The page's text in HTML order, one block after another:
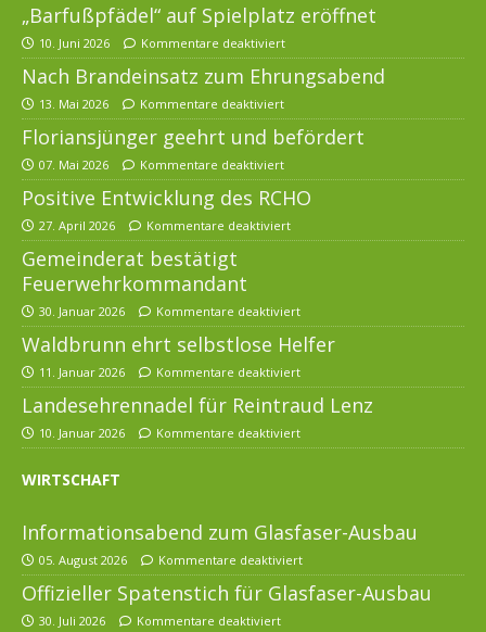
„Barfußpfädel“ auf Spielplatz eröffnet
10. Juni 2026 Kommentare deaktiviert
Nach Brandeinsatz zum Ehrungsabend
13. Mai 2026 Kommentare deaktiviert
Floriansjünger geehrt und befördert
07. Mai 2026 Kommentare deaktiviert
Positive Entwicklung des RCHO
27. April 2026 Kommentare deaktiviert
Gemeinderat bestätigt
Feuerwehrkommandant
30. Januar 2026 Kommentare deaktiviert
Waldbrunn ehrt selbstlose Helfer
11. Januar 2026 Kommentare deaktiviert
Landesehrennadel für Reintraud Lenz
10. Januar 2026 Kommentare deaktiviert
WIRTSCHAFT
Informationsabend zum Glasfaser-Ausbau
05. August 2026 Kommentare deaktiviert
Offizieller Spatenstich für Glasfaser-Ausbau
30. Juli 2026 Kommentare deaktiviert